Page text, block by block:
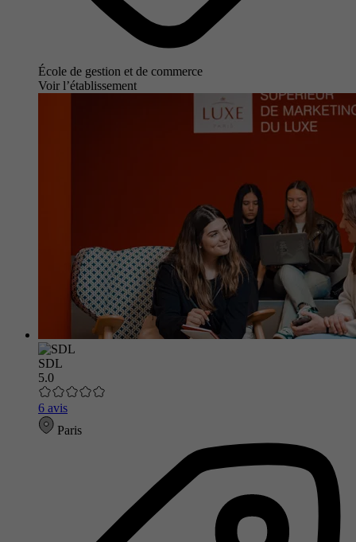
École de gestion et de commerce
Voir l’établissement
SDL
5.0
6 avis
Paris